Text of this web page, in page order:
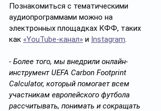
Познакомиться с тематическими
аудиопрограммами можно на
электронных площадках КФФ, таких
как «YouTube-канал» и Instagram.
- Более того, мы внедрили онлайн-
инструмент UEFA Carbon Footprint
Calculator, который помогает всем
участникам европейского футбола
рассчитывать, понимать и сокращать